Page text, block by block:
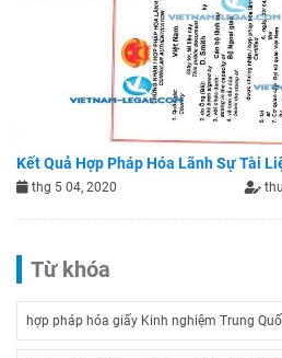
Kết Quả Hợp Pháp Hóa Lãnh Sự Tài
thg 5 04, 2020
Từ khóa
hợp pháp hóa giấy Kinh nghiệm Trung